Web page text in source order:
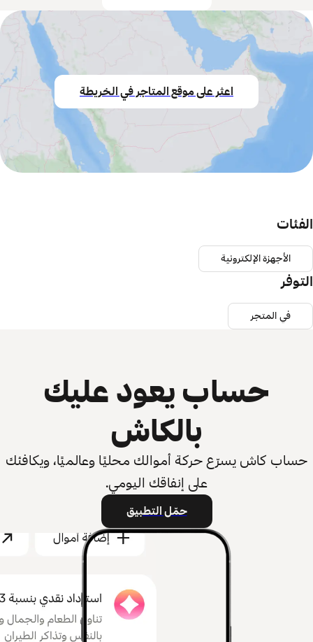
اعثر على موقع المتاجر في الخريطة
الفئات
الأجهزة الإلكترونية
التوفر
في المتجر
حساب يعود عليك
بالكاش
حساب كاش يسرّع حركة أموالك محليًا وعالميًا، ويكافئك
على إنفاقك اليومي.
حمّل التطبيق